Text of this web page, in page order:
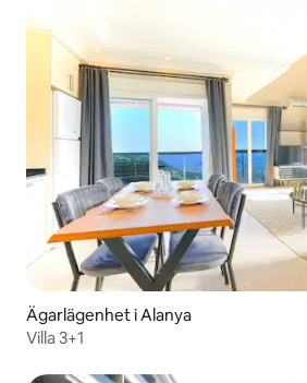
Ägarlägenhet i Alanya
Villa 3+1